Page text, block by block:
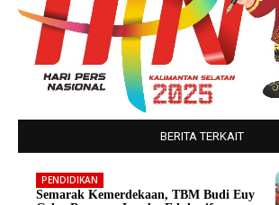
BERITA TERKAIT
PENDIDIKAN
Semarak Kemerdekaan, TBM Budi Euy